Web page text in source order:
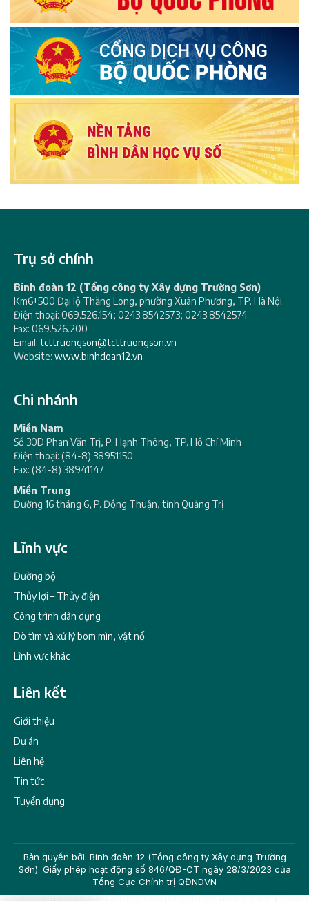
Trụ sở chính
Binh đoàn 12 (Tổng công ty Xây dựng Trường Sơn)
Km6+500 Đại lộ Thăng Long, phường Xuân Phương, TP. Hà Nội.
Điện thoại: 069.526.154; 0243.8542573; 0243.8542574
Fax: 069.526.200
Email: tcttruongson@tcttruongson.vn
Website: www.binhdoan12.vn
Chi nhánh
Miền Nam
Số 30D Phan Văn Trị, P. Hạnh Thông, TP. Hồ Chí Minh
Điện thoại: (84-8) 38951150
Fax: (84-8) 38941147
Miền Trung
Đường 16 tháng 6, P. Đồng Thuận, tỉnh Quảng Trị
Lĩnh vực
Đường bộ
Thủy lợi – Thủy điện
Công trình dân dụng
Dò tìm và xử lý bom mìn, vật nổ
Lĩnh vực khác
Liên kết
Giới thiệu
Dự án
Liên hệ
Tin tức
Tuyển dụng
Bản quyền bởi: Binh đoàn 12 (Tổng công ty Xây dựng Trường
Sơn). Giấy phép hoạt động số 846/QĐ-CT ngày 28/3/2023 của
Tổng Cục Chính trị QĐNDVN